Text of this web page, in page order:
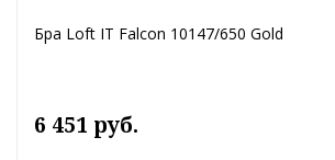
Бра Loft IT Falcon 10147/650 Gold
6 451 руб.